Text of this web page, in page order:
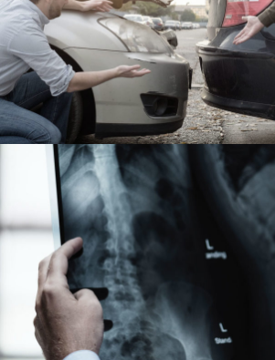
Car Accident
Accidental
Making Sure It’s